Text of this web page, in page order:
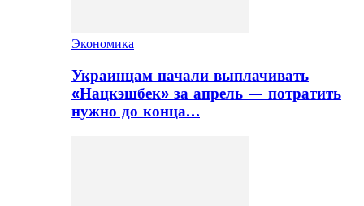
Экономика
Украинцам начали выплачивать
«Нацкэшбек» за апрель — потратить
нужно до конца…